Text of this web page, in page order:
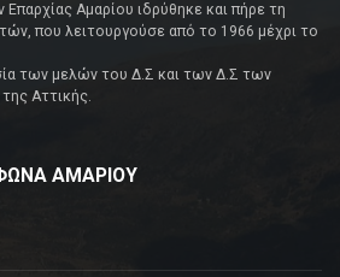
Αμαρίου ιδρύθηκε και πήρε τη
που λειτουργούσε από το 1966 μέχρι το
των μελών του Δ.Σ και των Δ.Σ των
Αττικής.
ΑΜΑΡΙΟΥ